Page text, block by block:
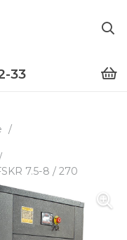
33
/
7.5-8 / 270